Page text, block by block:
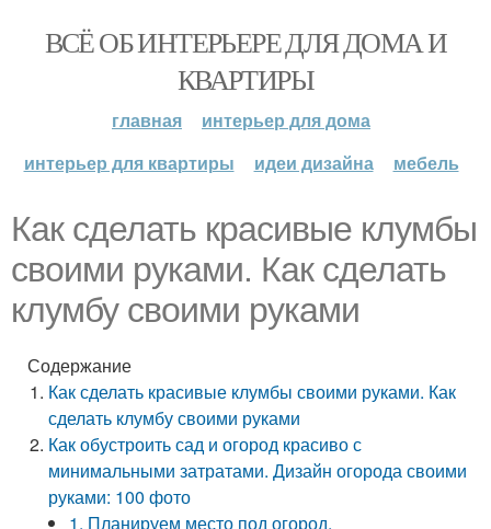
ВСЁ ОБ ИНТЕРЬЕРЕ ДЛЯ ДОМА И
КВАРТИРЫ
главная
интерьер для дома
интерьер для квартиры
идеи дизайна мебель
Как сделать красивые клумбы
своими руками. Как сделать
клумбу своими руками
Содержание
Как сделать красивые клумбы своими руками. Как
сделать клумбу своими руками
Как обустроить сад и огород красиво с
минимальными затратами. Дизайн огорода своими
руками: 100 фото
1. Планируем место под огород.